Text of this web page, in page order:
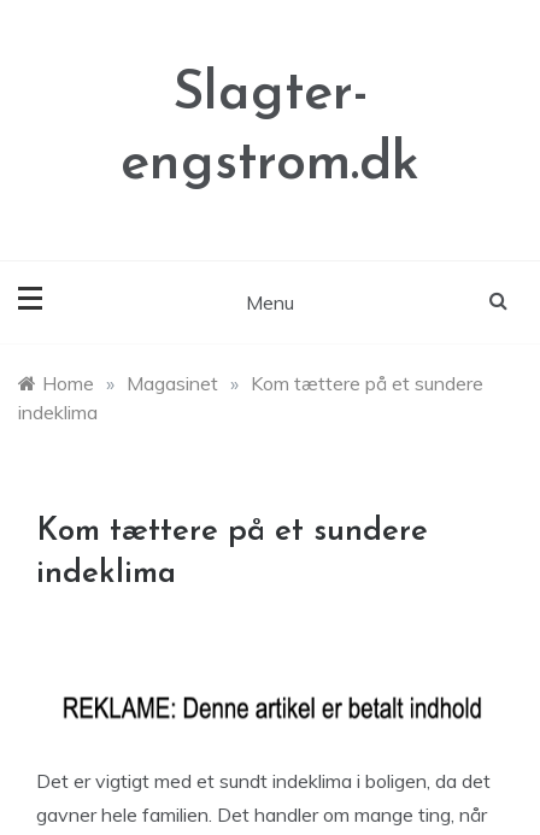
Slagter-
engstrom.dk
Menu
Home » Magasinet » Kom tættere på et sundere
indeklima
Kom tættere på et sundere
indeklima
Det er vigtigt med et sundt indeklima i boligen, da det
gavner hele familien. Det handler om mange ting, når